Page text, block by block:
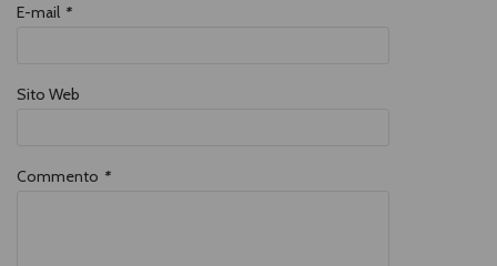
E-mail *
Sito Web
Commento *